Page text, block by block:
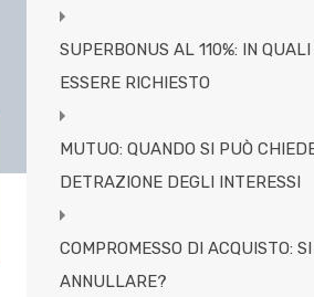
SUPERBONUS AL 110%: IN
ESSERE RICHIESTO
MUTUO: QUANDO SI PUÒ
DETRAZIONE DEGLI INTERESSI
COMPROMESSO DI ACQUISTO:
ANNULLARE?